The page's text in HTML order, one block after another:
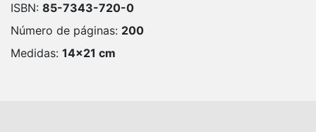
ISBN: 85-7343-720-0
Número de páginas: 200
Medidas: 14x21 cm